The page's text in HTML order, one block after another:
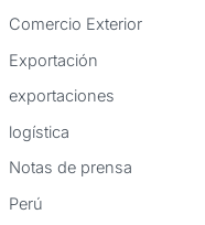
Comercio Exterior
Exportación
exportaciones
logística
Notas de prensa
Perú